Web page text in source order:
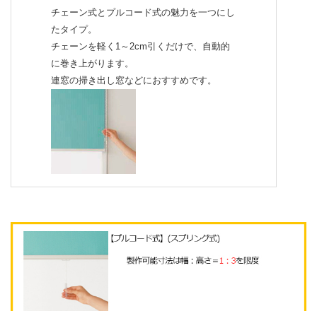
チェーン式とプルコード式の魅力を一つにし
たタイプ。
チェーンを軽く1～2cm引くだけで、自動的
に巻き上がります。
連窓の掃き出し窓などにおすすめです。